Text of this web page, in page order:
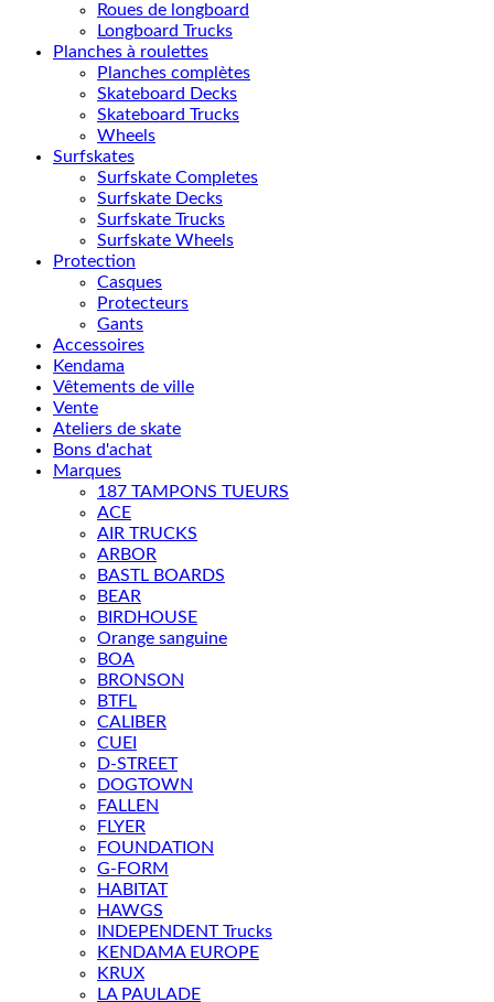
Roues de longboard
Longboard Trucks
Planches à roulettes
Planches complètes
Skateboard Decks
Skateboard Trucks
Wheels
Surfskates
Surfskate Completes
Surfskate Decks
Surfskate Trucks
Surfskate Wheels
Protection
Casques
Protecteurs
Gants
Accessoires
Kendama
Vêtements de ville
Vente
Ateliers de skate
Bons d'achat
Marques
187 TAMPONS TUEURS
ACE
AIR TRUCKS
ARBOR
BASTL BOARDS
BEAR
BIRDHOUSE
Orange sanguine
BOA
BRONSON
BTFL
CALIBER
CUEI
D-STREET
DOGTOWN
FALLEN
FLYER
FOUNDATION
G-FORM
HABITAT
HAWGS
INDEPENDENT Trucks
KENDAMA EUROPE
KRUX
LA PAULADE